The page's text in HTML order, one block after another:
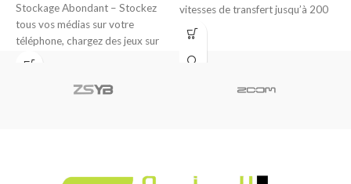
Stockage Abondant – Stockez
tous vos médias sur votre
téléphone, chargez des jeux sur
votre console ou
vitesses de transfert jusqu’à 200
Mo/s grâce à la